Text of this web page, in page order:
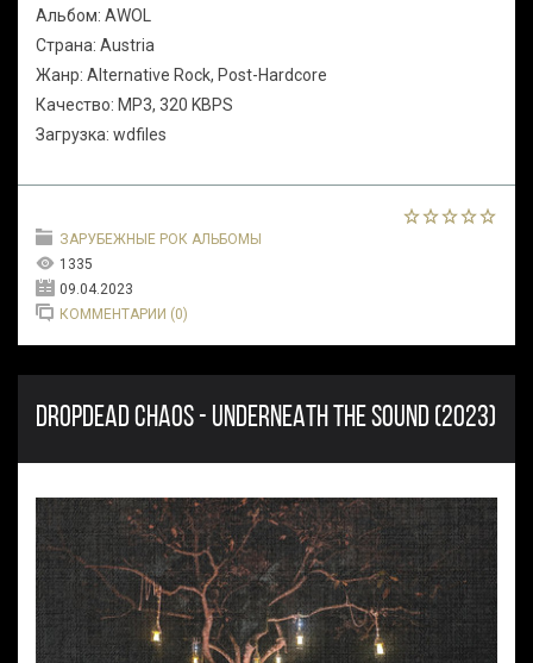
Альбом: AWOL
Страна: Austria
Жанр: Alternative Rock, Post-Hardcore
Качество: MP3, 320 KBPS
Загрузка: wdfiles
ЗАРУБЕЖНЫЕ РОК АЛЬБОМЫ
1335
09.04.2023
КОММЕНТАРИИ (0)
DROPDEAD CHAOS - UNDERNEATH THE SOUND (2023)